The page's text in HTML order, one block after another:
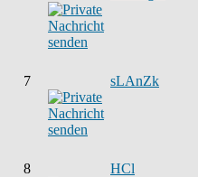
7 sLAnZk
8 HCl